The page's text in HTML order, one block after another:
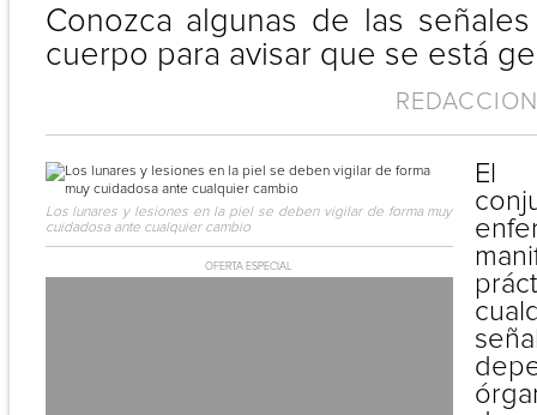
Conozca algunas de las
cuerpo para avisar que se está
Los lunares y lesiones en la piel se deben vigilar de forma muy
cuidadosa ante cualquier cambio
OFERTA ESPECIAL
El